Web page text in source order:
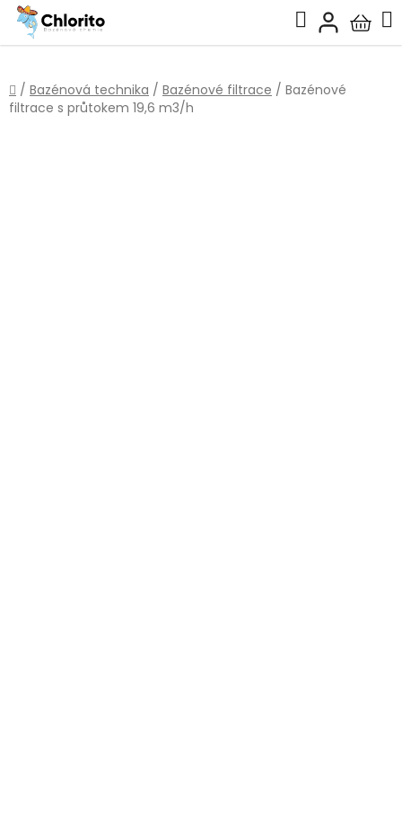
Přejít
obsah
Hledat
košík
Domů
/ Bazénová technika / Bazénové filtrace / Bazénové
filtrace s průtokem 19,6 m3/h